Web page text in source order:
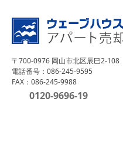
〒700-0976 岡山市北区辰巳2-108
電話番号：086-245-9595
FAX：086-245-9988
0120-9696-19